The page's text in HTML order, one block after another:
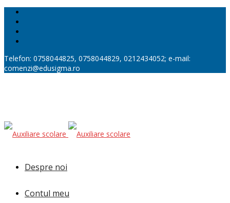
Telefon: 0758044825, 0758044829, 0212434052; e-mail:
comenzi@edusigma.ro
Despre noi
Contul meu